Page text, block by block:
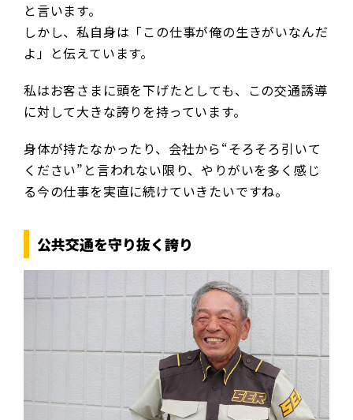
と言います。
しかし、私自身は「この仕事が俺の生きがいなんだ
よ」と伝えています。
私はお客さまに頭を下げたとしても、この交通誘導
に対して大きな誇りを持っています。
身体が持たなかったり、会社から“そろそろ引いて
ください”と言われない限り、やりがいを多く感じ
る今の仕事を実直に続けていきたいですね。
公共交通を守り抜く誇り